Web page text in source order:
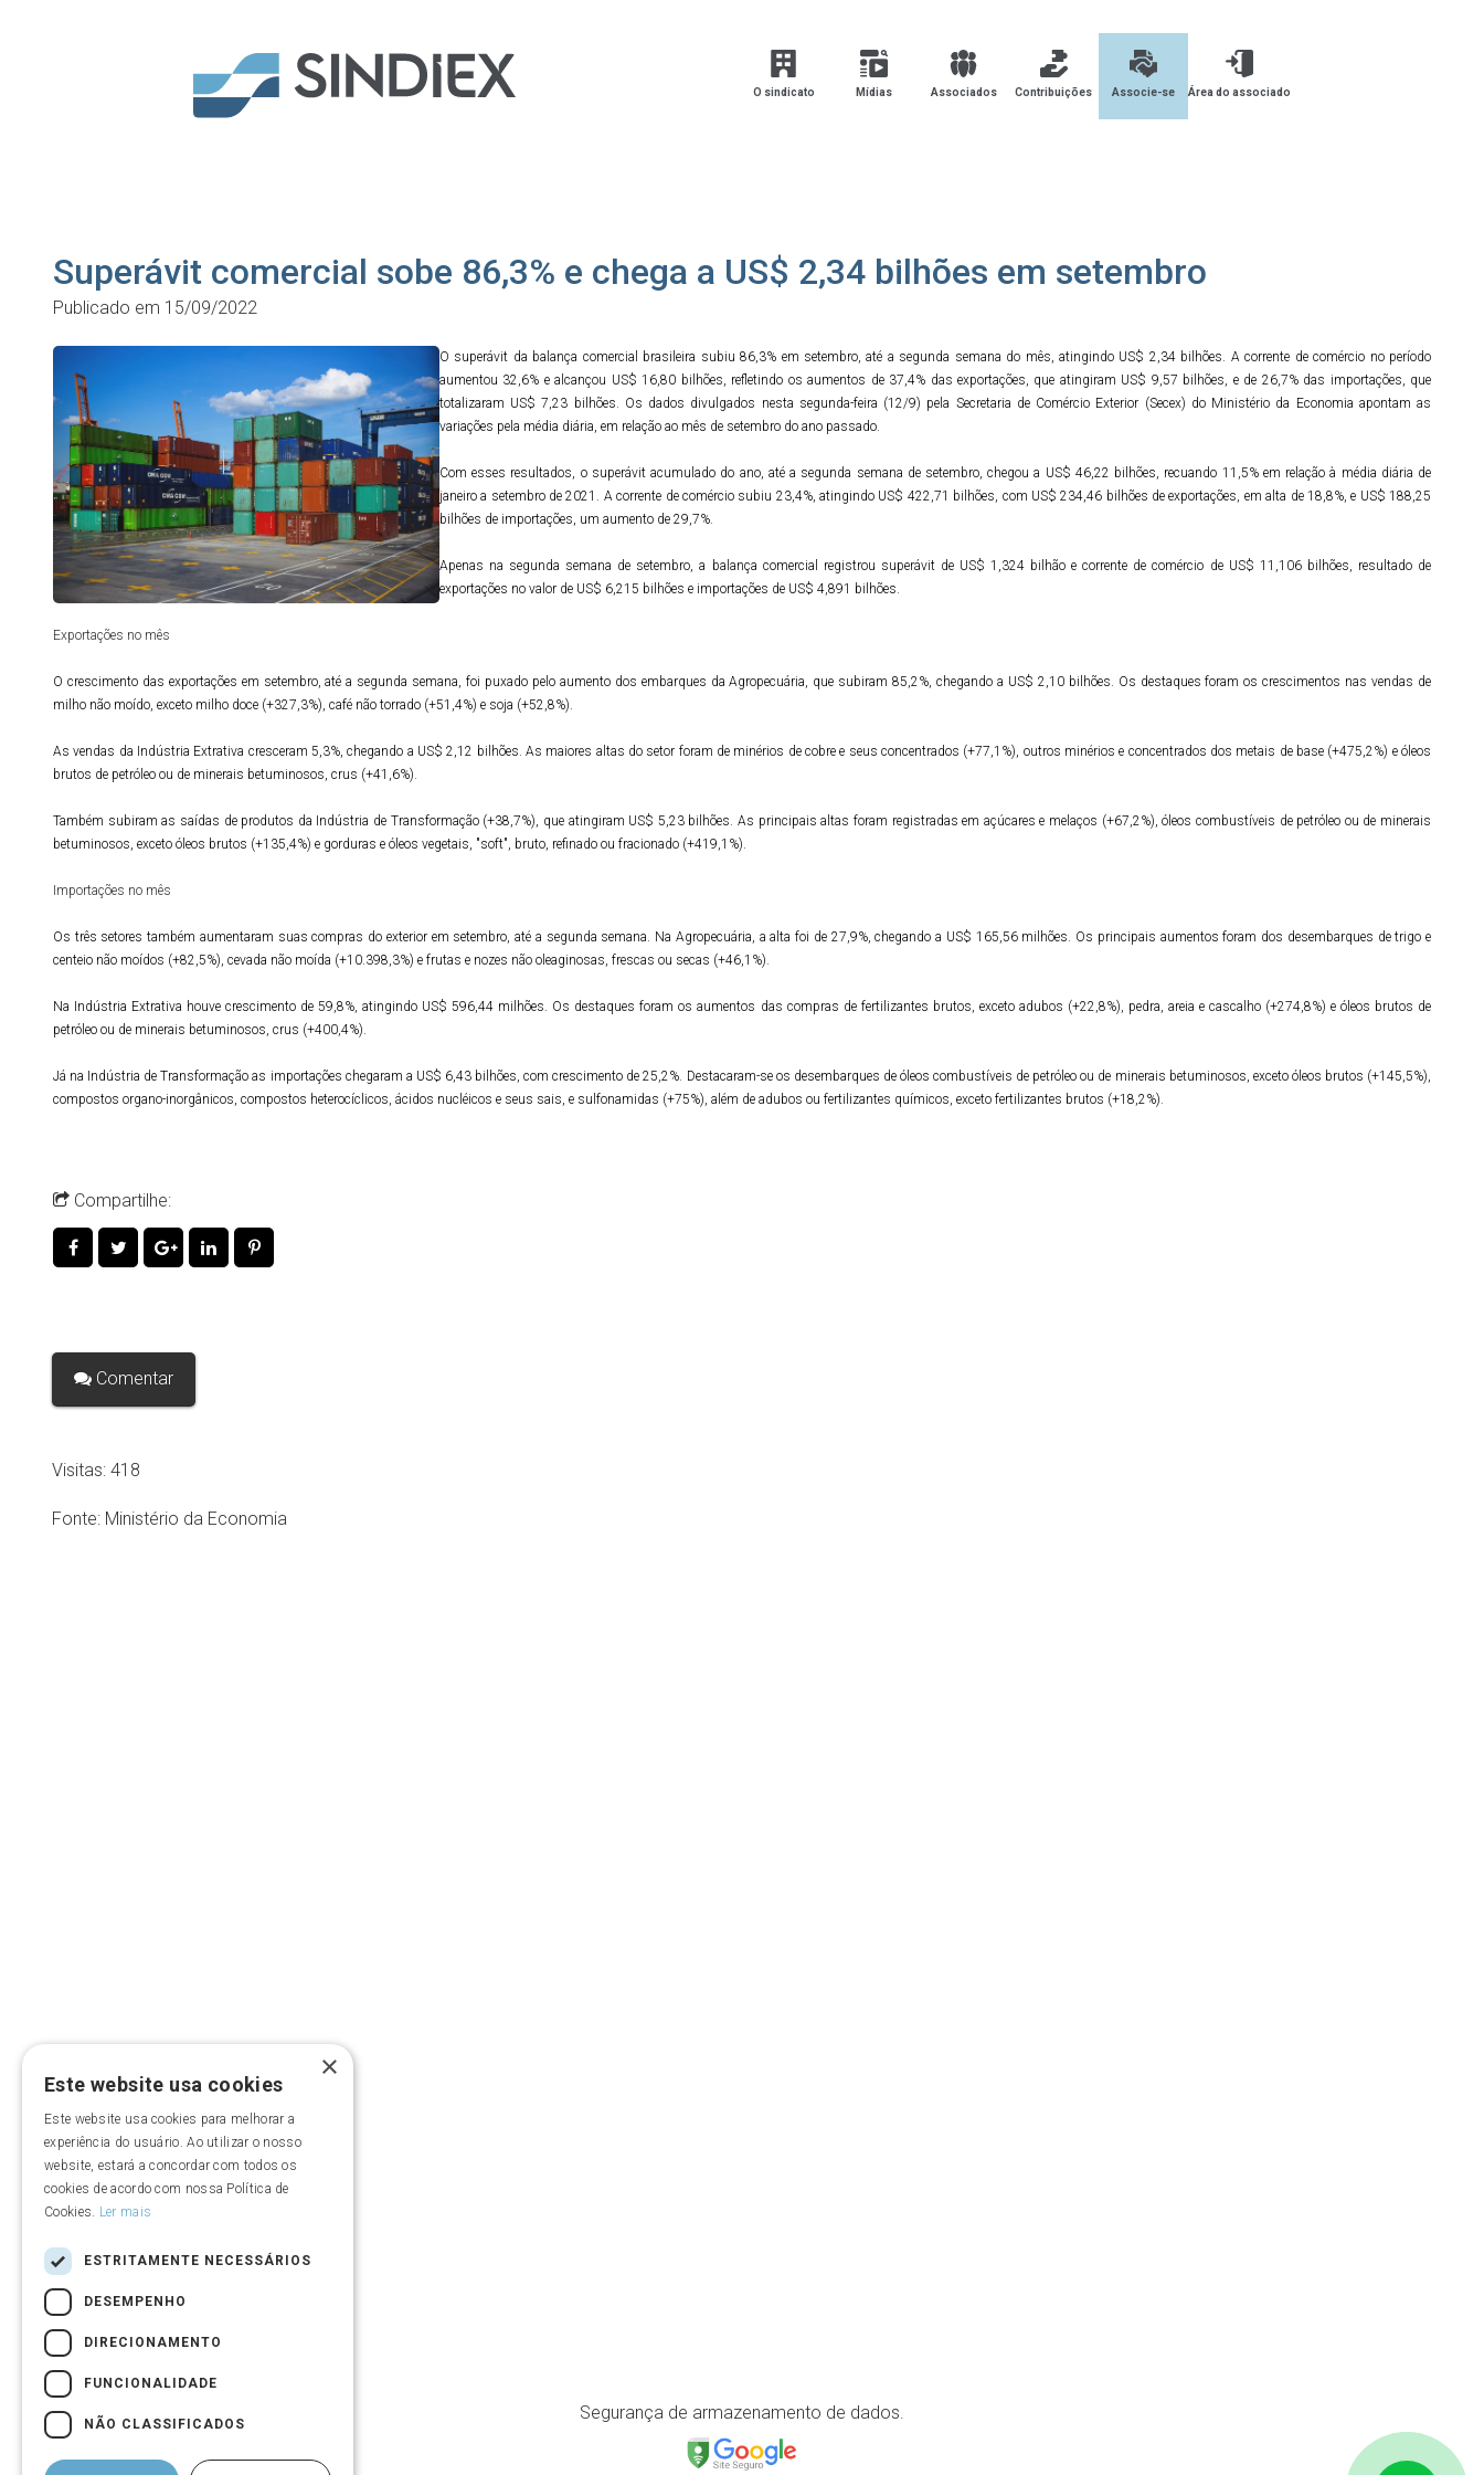
O sindicato Mídias Associados Contribuições Associe-se Área do associado
Superávit comercial sobe 86,3% e chega a US$ 2,34 bilhões em setembro
Publicado em 15/09/2022
O superávit da balança comercial brasileira subiu 86,3% em setembro, até a segunda semana do mês, atingindo US$ 2,34 bilhões. A corrente de comércio no período
aumentou 32,6% e alcançou US$ 16,80 bilhões, refletindo os aumentos de 37,4% das exportações, que atingiram US$ 9,57 bilhões, e de 26,7% das importações, que
totalizaram US$ 7,23 bilhões. Os dados divulgados nesta segunda-feira (12/9) pela Secretaria de Comércio Exterior (Secex) do Ministério da Economia apontam as
variações pela média diária, em relação ao mês de setembro do ano passado.
Com esses resultados, o superávit acumulado do ano, até a segunda semana de setembro, chegou a US$ 46,22 bilhões, recuando 11,5% em relação à média diária de
janeiro a setembro de 2021. A corrente de comércio subiu 23,4%, atingindo US$ 422,71 bilhões, com US$ 234,46 bilhões de exportações, em alta de 18,8%, e US$ 188,25
bilhões de importações, um aumento de 29,7%.
Apenas na segunda semana de setembro, a balança comercial registrou superávit de US$ 1,324 bilhão e corrente de comércio de US$ 11,106 bilhões, resultado de
exportações no valor de US$ 6,215 bilhões e importações de US$ 4,891 bilhões.
Exportações no mês
O crescimento das exportações em setembro, até a segunda semana, foi puxado pelo aumento dos embarques da Agropecuária, que subiram 85,2%, chegando a US$ 2,10 bilhões. Os destaques foram os crescimentos nas vendas de
milho não moído, exceto milho doce (+327,3%), café não torrado (+51,4%) e soja (+52,8%).
As vendas da Indústria Extrativa cresceram 5,3%, chegando a US$ 2,12 bilhões. As maiores altas do setor foram de minérios de cobre e seus concentrados (+77,1%), outros minérios e concentrados dos metais de base (+475,2%) e óleos
brutos de petróleo ou de minerais betuminosos, crus (+41,6%).
Também subiram as saídas de produtos da Indústria de Transformação (+38,7%), que atingiram US$ 5,23 bilhões. As principais altas foram registradas em açúcares e melaços (+67,2%), óleos combustíveis de petróleo ou de minerais
betuminosos, exceto óleos brutos (+135,4%) e gorduras e óleos vegetais, "soft", bruto, refinado ou fracionado (+419,1%).
Importações no mês
Os três setores também aumentaram suas compras do exterior em setembro, até a segunda semana. Na Agropecuária, a alta foi de 27,9%, chegando a US$ 165,56 milhões. Os principais aumentos foram dos desembarques de trigo e
centeio não moídos (+82,5%), cevada não moída (+10.398,3%) e frutas e nozes não oleaginosas, frescas ou secas (+46,1%).
Na Indústria Extrativa houve crescimento de 59,8%, atingindo US$ 596,44 milhões. Os destaques foram os aumentos das compras de fertilizantes brutos, exceto adubos (+22,8%), pedra, areia e cascalho (+274,8%) e óleos brutos de
petróleo ou de minerais betuminosos, crus (+400,4%).
Já na Indústria de Transformação as importações chegaram a US$ 6,43 bilhões, com crescimento de 25,2%. Destacaram-se os desembarques de óleos combustíveis de petróleo ou de minerais betuminosos, exceto óleos brutos (+145,5%),
compostos organo-inorgânicos, compostos heterocíclicos, ácidos nucléicos e seus sais, e sulfonamidas (+75%), além de adubos ou fertilizantes químicos, exceto fertilizantes brutos (+18,2%).
Compartilhe:
Comentar
Visitas: 418
Fonte: Ministério da Economia
Quem somos
Vídeo institucional
Segurança de armazenamento de dados.
×
Este website usa cookies
Este website usa cookies para melhorar a
experiência do usuário. Ao utilizar o nosso
website, estará a concordar com todos os
cookies de acordo com nossa Política de
Cookies. Ler mais
ESTRITAMENTE NECESSÁRIOS
DESEMPENHO
DIRECIONAMENTO
FUNCIONALIDADE
NÃO CLASSIFICADOS